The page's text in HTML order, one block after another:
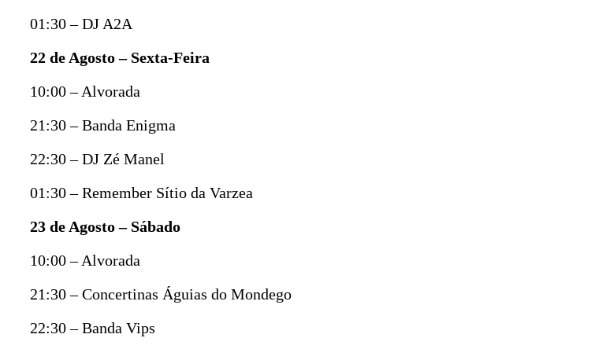
01:30 – DJ A2A
22 de Agosto – Sexta-Feira
10:00 – Alvorada
21:30 – Banda Enigma
22:30 – DJ Zé Manel
01:30 – Remember Sítio da Varzea
23 de Agosto – Sábado
10:00 – Alvorada
21:30 – Concertinas Águias do Mondego
22:30 – Banda Vips